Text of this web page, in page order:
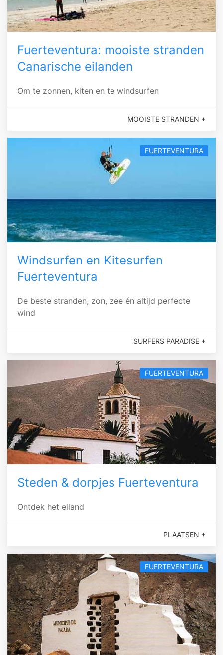
Fuerteventura: mooiste stranden
Canarische eilanden
Om te zonnen, kiten en te windsurfen
MOOISTE STRANDEN +
FUERTEVENTURA
Windsurfen en Kitesurfen
Fuerteventura
De beste stranden, zon, zee én altijd perfecte
wind
SURFERS PARADISE +
FUERTEVENTURA
Steden & dorpjes Fuerteventura
Ontdek het eiland
PLAATSEN +
FUERTEVENTURA